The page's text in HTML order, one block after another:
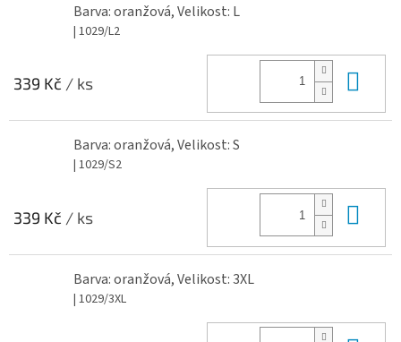
Barva: oranžová, Velikost: L
| 1029/L2
339 Kč / ks
Barva: oranžová, Velikost: S
| 1029/S2
339 Kč / ks
Barva: oranžová, Velikost: 3XL
| 1029/3XL